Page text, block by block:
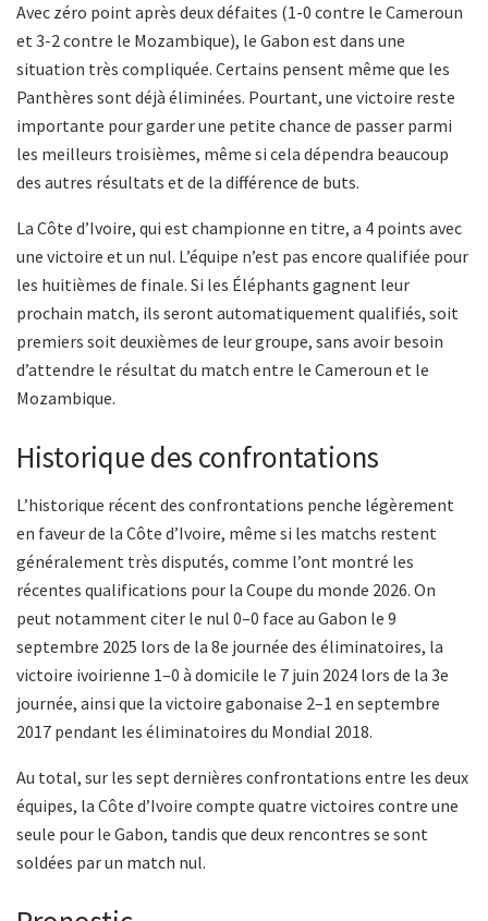
Avec zéro point après deux défaites (1-0 contre le Cameroun
et 3-2 contre le Mozambique), le Gabon est dans une
situation très compliquée. Certains pensent même que les
Panthères sont déjà éliminées. Pourtant, une victoire reste
importante pour garder une petite chance de passer parmi
les meilleurs troisièmes, même si cela dépendra beaucoup
des autres résultats et de la différence de buts.
La Côte d’Ivoire, qui est championne en titre, a 4 points avec
une victoire et un nul. L’équipe n’est pas encore qualifiée pour
les huitièmes de finale. Si les Éléphants gagnent leur
prochain match, ils seront automatiquement qualifiés, soit
premiers soit deuxièmes de leur groupe, sans avoir besoin
d’attendre le résultat du match entre le Cameroun et le
Mozambique.
Historique des confrontations
L’historique récent des confrontations penche légèrement
en faveur de la Côte d’Ivoire, même si les matchs restent
généralement très disputés, comme l’ont montré les
récentes qualifications pour la Coupe du monde 2026. On
peut notamment citer le nul 0–0 face au Gabon le 9
septembre 2025 lors de la 8e journée des éliminatoires, la
victoire ivoirienne 1–0 à domicile le 7 juin 2024 lors de la 3e
journée, ainsi que la victoire gabonaise 2–1 en septembre
2017 pendant les éliminatoires du Mondial 2018.
Au total, sur les sept dernières confrontations entre les deux
équipes, la Côte d’Ivoire compte quatre victoires contre une
seule pour le Gabon, tandis que deux rencontres se sont
soldées par un match nul.